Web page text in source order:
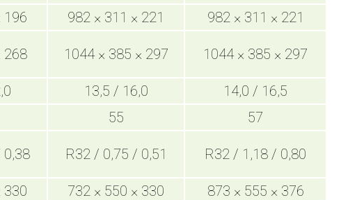
196 982 × 311 × 221
982 × 311 × 221
268 1044 × 385 × 297 1044 × 385 × 297
13,5 / 16,0
14,0 / 16,5
55 57
R32 / 0,75 / 0,51 R32 / 1,18 / 0,80
330 732 × 550 × 330
873 × 555 × 376